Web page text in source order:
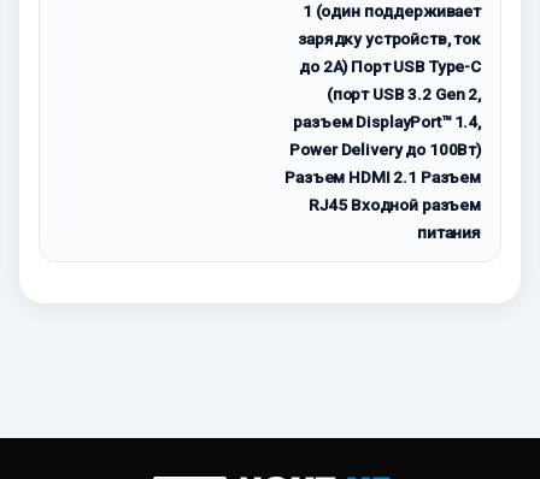
1 (один поддерживает
зарядку устройств, ток
до 2А) Порт USB Type-C
(порт USB 3.2 Gen 2,
разъем DisplayPort™ 1.4,
Power Delivery до 100Вт)
Разъем HDMI 2.1 Разъем
RJ45 Входной разъем
питания